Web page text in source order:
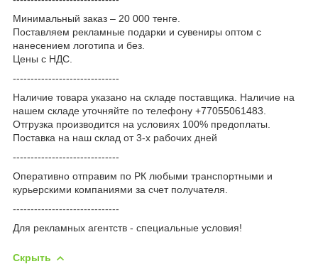
Минимальный заказ – 20 000 тенге.
Поставляем рекламные подарки и сувениры оптом с
нанесением логотипа и без.
Цены с НДС.
------------------------------
Наличие товара указано на складе поставщика. Наличие на
нашем складе уточняйте по телефону +77055061483.
Отгрузка производится на условиях 100% предоплаты.
Поставка на наш склад от 3-x рабочих дней
------------------------------
Оперативно отправим по РК любыми транспортными и
курьерскими компаниями за счет получателя.
------------------------------
Для рекламных агентств - специальные условия!
Скрыть